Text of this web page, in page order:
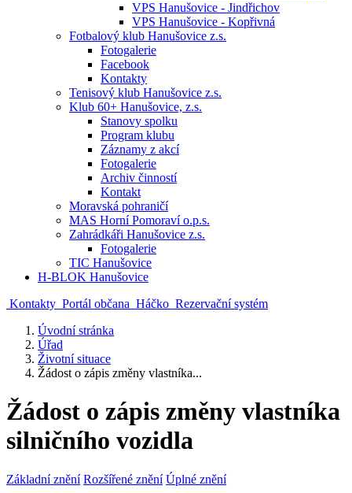
VPS Hanušovice - Jindřichov
VPS Hanušovice - Kopřivná
Fotbalový klub Hanušovice z.s.
Fotogalerie
Facebook
Kontakty
Tenisový klub Hanušovice z.s.
Klub 60+ Hanušovice, z.s.
Stanovy spolku
Program klubu
Záznamy z akcí
Fotogalerie
Archiv činností
Kontakt
Moravská pohraničí
MAS Horní Pomoraví o.p.s.
Zahrádkáři Hanušovice z.s.
Fotogalerie
TIC Hanušovice
H-BLOK Hanušovice
Kontakty Portál občana Háčko Rezervační systém
Úvodní stránka
Úřad
Životní situace
Žádost o zápis změny vlastníka...
Žádost o zápis změny vlastníka
silničního vozidla
Základní znění Rozšířené znění Úplné znění